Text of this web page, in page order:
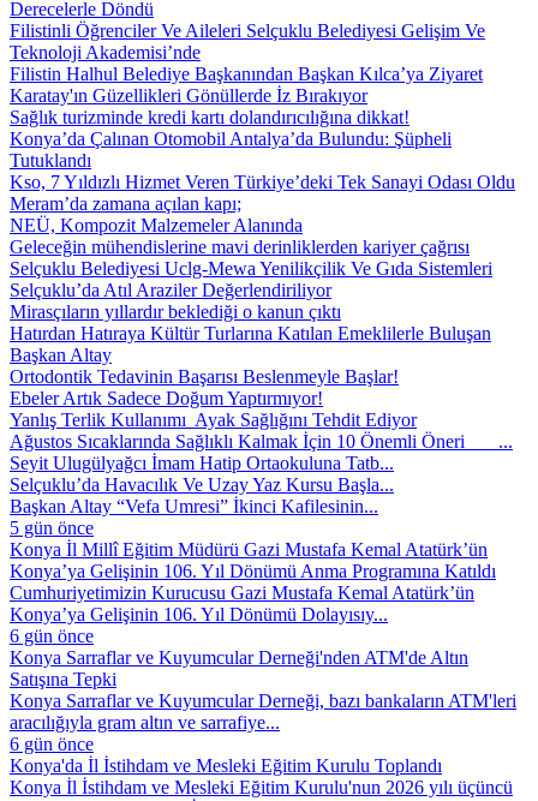
Derecelerle Döndü
Filistinli Öğrenciler Ve Aileleri Selçuklu Belediyesi Gelişim Ve
Teknoloji Akademisi’nde
Filistin Halhul Belediye Başkanından Başkan Kılca’ya Ziyaret
Karatay'ın Güzellikleri Gönüllerde İz Bırakıyor
Sağlık turizminde kredi kartı dolandırıcılığına dikkat!
Konya’da Çalınan Otomobil Antalya’da Bulundu: Şüpheli
Tutuklandı
Kso, 7 Yıldızlı Hizmet Veren Türkiye’deki Tek Sanayi Odası Oldu
Meram’da zamana açılan kapı;
NEÜ, Kompozit Malzemeler Alanında
Geleceğin mühendislerine mavi derinliklerden kariyer çağrısı
Selçuklu Belediyesi Uclg-Mewa Yenilikçilik Ve Gıda Sistemleri
Selçuklu’da Atıl Araziler Değerlendiriliyor
Mirasçıların yıllardır beklediği o kanun çıktı
Hatırdan Hatıraya Kültür Turlarına Katılan Emeklilerle Buluşan
Başkan Altay
Ortodontik Tedavinin Başarısı Beslenmeyle Başlar!
Ebeler Artık Sadece Doğum Yaptırmıyor!
Yanlış Terlik Kullanımı Ayak Sağlığını Tehdit Ediyor
Ağustos Sıcaklarında Sağlıklı Kalmak İçin 10 Önemli Öneri ...
Seyit Ulugülyağcı İmam Hatip Ortaokuluna Tatb...
Selçuklu’da Havacılık Ve Uzay Yaz Kursu Başla...
Başkan Altay “Vefa Umresi” İkinci Kafilesinin...
5 gün önce
Konya İl Millî Eğitim Müdürü Gazi Mustafa Kemal Atatürk’ün
Konya’ya Gelişinin 106. Yıl Dönümü Anma Programına Katıldı
Cumhuriyetimizin Kurucusu Gazi Mustafa Kemal Atatürk’ün
Konya’ya Gelişinin 106. Yıl Dönümü Dolayısıy...
6 gün önce
Konya Sarraflar ve Kuyumcular Derneği'nden ATM'de Altın
Satışına Tepki
Konya Sarraflar ve Kuyumcular Derneği, bazı bankaların ATM'leri
aracılığıyla gram altın ve sarrafiye...
6 gün önce
Konya'da İl İstihdam ve Mesleki Eğitim Kurulu Toplandı
Konya İl İstihdam ve Mesleki Eğitim Kurulu'nun 2026 yılı üçüncü